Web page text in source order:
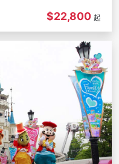
$22,800 起